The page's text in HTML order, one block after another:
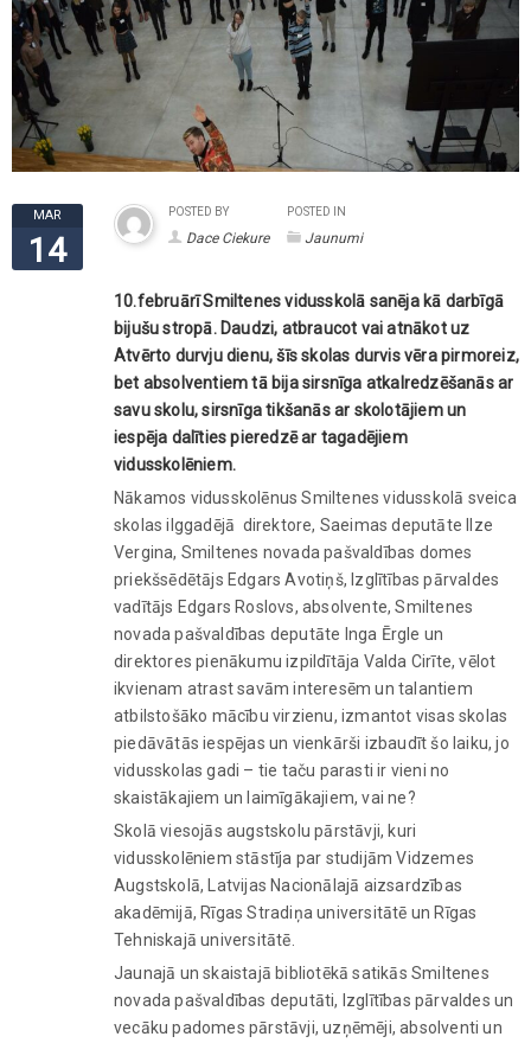
MAR
14
POSTED BY
Dace Ciekure
POSTED IN
Jaunumi
10.februārī Smiltenes vidusskolā sanēja kā darbīgā
bijušu stropā. Daudzi, atbraucot vai atnākot uz
Atvērto durvju dienu, šīs skolas durvis vēra pirmoreiz,
bet absolventiem tā bija sirsnīga atkalredzēšanās ar
savu skolu, sirsnīga tikšanās ar skolotājiem un
iespēja dalīties pieredzē ar tagadējiem
vidusskolēniem.
Nākamos vidusskolēnus Smiltenes vidusskolā sveica
skolas ilggadējā direktore, Saeimas deputāte llze
Vergina, Smiltenes novada pašvaldības domes
priekšsēdētājs Edgars Avotiņš, Izglītības pārvaldes
vadītājs Edgars Roslovs, absolvente, Smiltenes
novada pašvaldības deputāte Inga Ērgle un
direktores pienākumu izpildītāja Valda Cirīte, vēlot
ikvienam atrast savām interesēm un talantiem
atbilstošāko mācību virzienu, izmantot visas skolas
piedāvātās iespējas un vienkārši izbaudīt šo laiku, jo
vidusskolas gadi – tie taču parasti ir vieni no
skaistākajiem un laimīgākajiem, vai ne?
Skolā viesojās augstskolu pārstāvji, kuri
vidusskolēniem stāstīja par studijām Vidzemes
Augstskolā, Latvijas Nacionālajā aizsardzības
akadēmijā, Rīgas Stradiņa universitātē un Rīgas
Tehniskajā universitātē.
Jaunajā un skaistajā bibliotēkā satikās Smiltenes
novada pašvaldības deputāti, Izglītības pārvaldes un
vecāku padomes pārstāvji, uzņēmēji, absolventi un